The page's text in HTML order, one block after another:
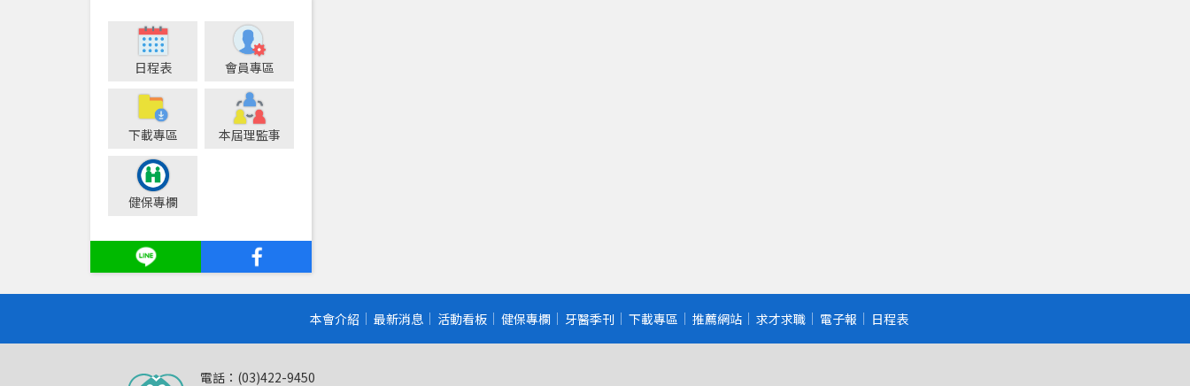
日程表 會員專區
下載專區 本屆理監事
健保專欄
本會介紹 最新消息 活動看板 健保專欄 牙醫季刊 下載專區 推薦網站 求才求職 電子報 日程表
電話：(03)422-9450